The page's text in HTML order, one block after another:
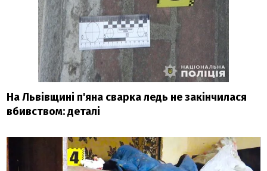
На Львівщині п'яна сварка ледь не закінчилася
вбивством: деталі